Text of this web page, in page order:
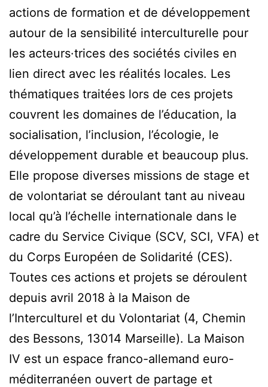
actions de formation et de développement
autour de la sensibilité interculturelle pour
les acteurs·trices des sociétés civiles en
lien direct avec les réalités locales. Les
thématiques traitées lors de ces projets
couvrent les domaines de l’éducation, la
socialisation, l’inclusion, l’écologie, le
développement durable et beaucoup plus.
Elle propose diverses missions de stage et
de volontariat se déroulant tant au niveau
local qu’à l’échelle internationale dans le
cadre du Service Civique (SCV, SCI, VFA) et
du Corps Européen de Solidarité (CES).
Toutes ces actions et projets se déroulent
depuis avril 2018 à la Maison de
l’Interculturel et du Volontariat (4, Chemin
des Bessons, 13014 Marseille). La Maison
IV est un espace franco-allemand euro-
méditerranéen ouvert de partage et